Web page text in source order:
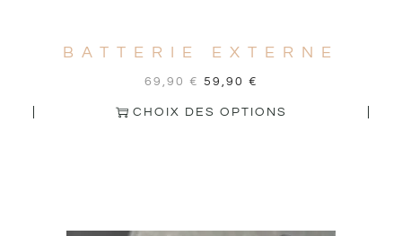
BATTERIE EXTERNE
69,90 € 59,90 €
CHOIX DES OPTIONS